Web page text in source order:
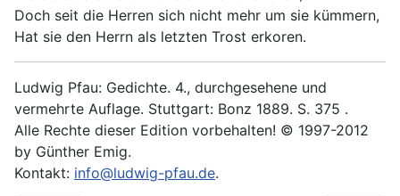
Doch seit die Herren sich nicht mehr um sie kümmern,
Hat sie den Herrn als letzten Trost erkoren.
Ludwig Pfau: Gedichte. 4., durchgesehene und
vermehrte Auflage. Stuttgart: Bonz 1889. S. 375 .
Alle Rechte dieser Edition vorbehalten! © 1997-2012
by Günther Emig.
Kontakt: info@ludwig-pfau.de.